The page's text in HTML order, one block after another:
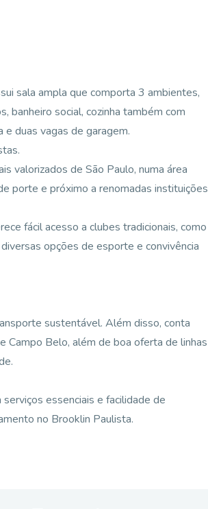
sala ampla que comporta 3 ambientes,
banheiro social, cozinha também com
e duas vagas de garagem.
valorizados de São Paulo, numa área
porte e próximo a renomadas instituições
fácil acesso a clubes tradicionais, como
opções de esporte e convivência
sustentável. Além disso, conta
Campo Belo, além de boa oferta de linhas
essenciais e facilidade de
no Brooklin Paulista.